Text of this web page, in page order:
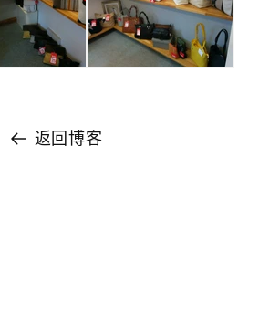
返回博客